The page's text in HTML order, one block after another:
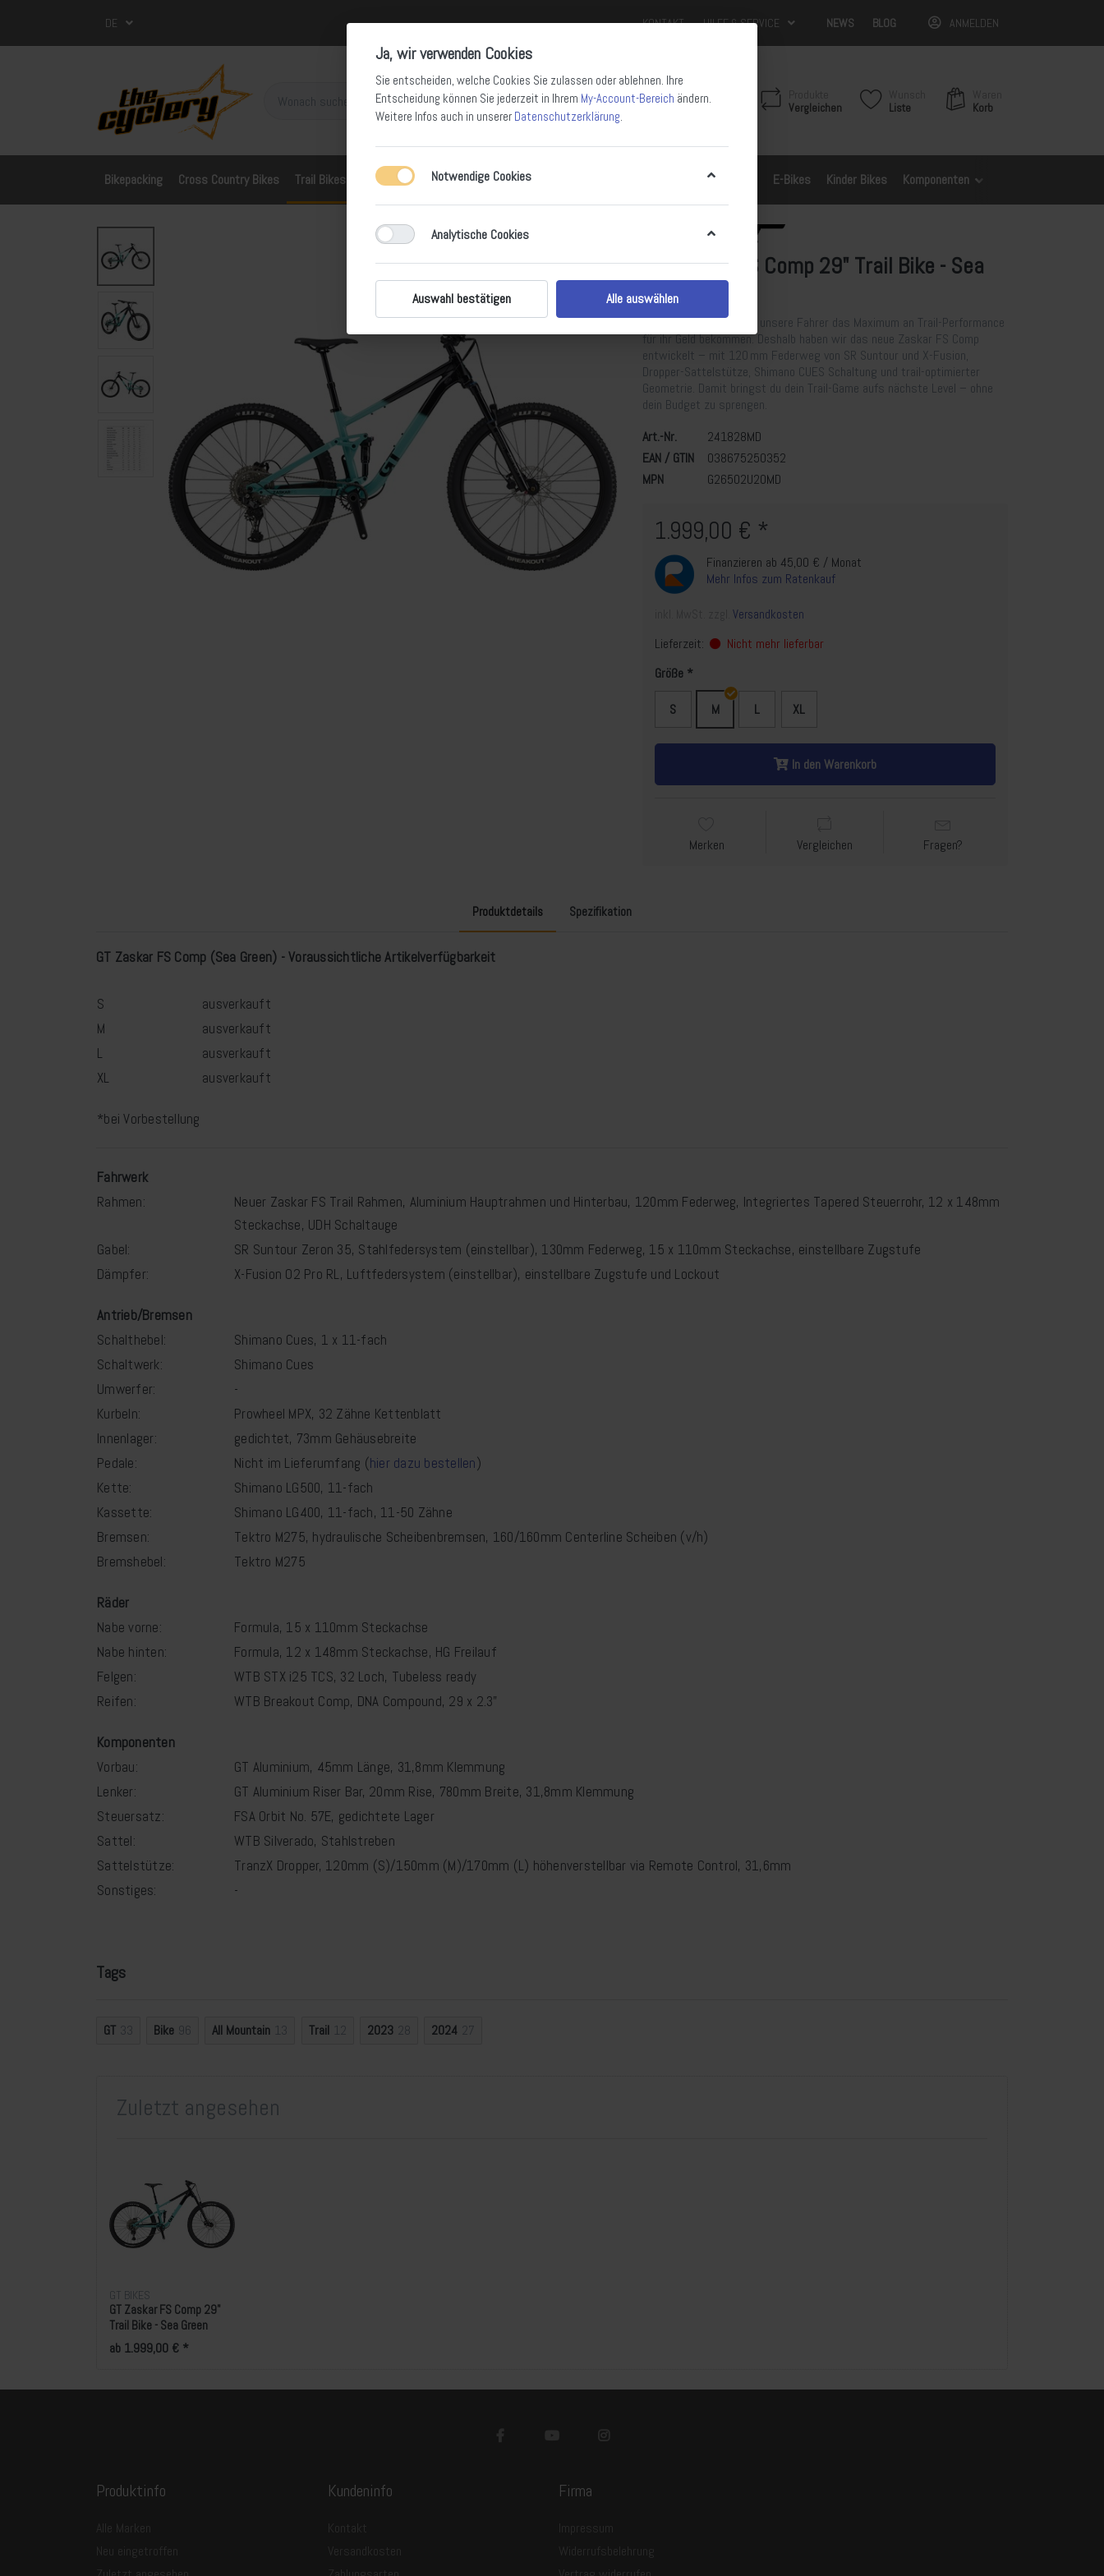
DE KONTAKT HILFE & SERVICE NEWS BLOG ANMELDEN
Vergleichen
Liste
Korb
Bikepacking Cross Country Bikes Trail Bikes All Mountain Bikes Enduro Bikes Gravel Bikes E-Bikes Kinder Bikes Komponenten
GT Zaskar FS Comp 29" Trail Bike - Sea
Green
Bei GT wollen wir, dass unsere Fahrer das Maximum an Trail-Performance
für ihr Geld bekommen. Deshalb haben wir das neue Zaskar FS Comp
entwickelt – mit 120 mm Federweg von SR Suntour und X-Fusion,
Dropper-Sattelstütze, Shimano CUES Schaltung und trail-optimierter
Geometrie. Damit bringst du dein Trail-Game aufs nächste Level – ohne
dein Budget zu sprengen.
Art.-Nr.
241828MD
EAN / GTIN
038675250352
MPN
G26502U20MD
1.999,00 € *
Finanzieren ab 45,00 € / Monat
Mehr Infos zum Ratenkauf
Versandkosten
Lieferzeit:
Nicht mehr lieferbar
Größe
S M L XL
In den Warenkorb
Merken Vergleichen Fragen?
Produktdetails Spezifikation
GT Zaskar FS Comp (Sea Green) - Voraussichtliche Artikelverfügbarkeit
S
ausverkauft
M
ausverkauft
L
ausverkauft
XL
ausverkauft
*bei Vorbestellung
Fahrwerk
Rahmen:
Neuer Zaskar FS Trail Rahmen, Aluminium Hauptrahmen und Hinterbau, 120mm Federweg, Integriertes Tapered Steuerrohr, 12 x 148mm
Steckachse, UDH Schaltauge
Gabel:
SR Suntour Zeron 35, Stahlfedersystem (einstellbar), 130mm Federweg, 15 x 110mm Steckachse, einstellbare Zugstufe
Dämpfer:
X-Fusion O2 Pro RL, Luftfedersystem (einstellbar), einstellbare Zugstufe und Lockout
Antrieb/Bremsen
Schalthebel:
Shimano Cues, 1 x 11-fach
Schaltwerk:
Shimano Cues
Umwerfer:
-
Kurbeln:
Prowheel MPX, 32 Zähne Kettenblatt
Innenlager:
gedichtet, 73mm Gehäusebreite
Pedale:
Nicht im Lieferumfang (hier dazu bestellen)
Kette:
Shimano LG500, 11-fach
Kassette:
Shimano LG400, 11-fach, 11-50 Zähne
Bremsen:
Tektro M275, hydraulische Scheibenbremsen, 160/160mm Centerline Scheiben (v/h)
Bremshebel:
Tektro M275
Räder
Nabe vorne:
Formula, 15 x 110mm Steckachse
Nabe hinten:
Formula, 12 x 148mm Steckachse, HG Freilauf
Felgen:
WTB STX i25 TCS, 32 Loch, Tubeless ready
Reifen:
WTB Breakout Comp, DNA Compound, 29 x 2.3"
Komponenten
Vorbau:
GT Aluminium, 45mm Länge, 31,8mm Klemmung
Lenker:
GT Aluminium Riser Bar, 20mm Rise, 780mm Breite, 31,8mm Klemmung
Steuersatz:
FSA Orbit No. 57E, gedichtete Lager
Sattel:
WTB Silverado, Stahlstreben
Sattelstütze:
TranzX Dropper, 120mm (S)/150mm (M)/170mm (L) höhenverstellbar via Remote Control, 31,6mm
Sonstiges:
-
Tags
GT 33 Bike 96 All Mountain 13 Trail 12 2023 28 2024 27
Zuletzt angesehen
GT BIKES
GT Zaskar FS Comp 29"
Trail Bike - Sea Green
ab 1.999,00 € *
Produktinfo Kundeninfo Firma
Ja, wir verwenden Cookies
Sie entscheiden, welche Cookies Sie zulassen oder ablehnen. Ihre
Entscheidung können Sie jederzeit in Ihrem My-Account-Bereich ändern.
Weitere Infos auch in unserer Datenschutzerklärung.
Notwendige Cookies
Analytische Cookies
Auswahl bestätigen Alle auswählen